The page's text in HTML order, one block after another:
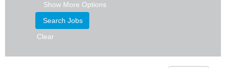
Show More Options
Clear